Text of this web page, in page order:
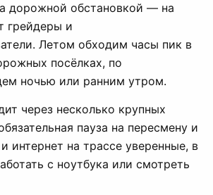
дорожной обстановкой — на
грейдеры и
Летом обходим часы пик в
посёлках, по
ночью или ранним утром.
через несколько крупных
пауза на пересмену и
интернет на трассе уверенные, в
с ноутбука или смотреть